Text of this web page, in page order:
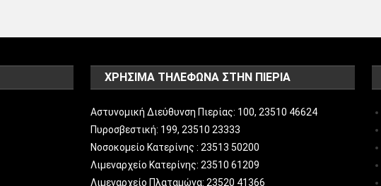
ΧΡΗΣΙΜΑ ΤΗΛΕΦΩΝΑ ΣΤΗΝ ΠΙΕΡΙΑ
Αστυνομική Διεύθυνση Πιερίας: 100, 23510 46624
Πυροσβεστική: 199, 23510 23333
Νοσοκομείο Κατερίνης : 23513 50200
Λιμεναρχείο Κατερίνης: 23510 61209
Λιμεναρχείο Πλαταμώνα: 23520 41366